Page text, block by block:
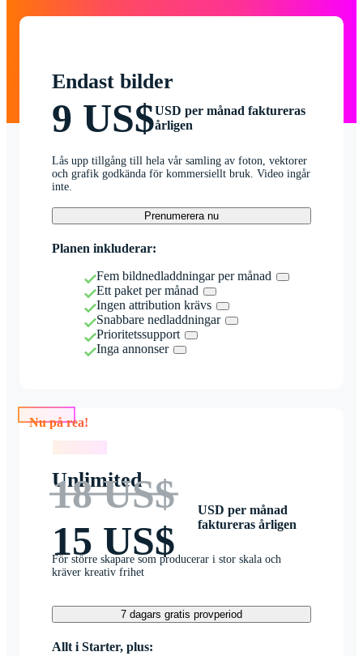
Endast bilder
9 US$USD per månad faktureras
årligen
Lås upp tillgång till hela vår samling av foton, vektorer
och grafik godkända för kommersiellt bruk. Video ingår
inte.
Prenumerera nu
Planen inkluderar:
Fem bildnedladdningar per månad
Ett paket per månad
Ingen attribution krävs
Snabbare nedladdningar
Prioritetssupport
Inga annonser
Nu på rea!
Unlimited
18 US$
15 US$
USD per månad
faktureras årligen
För större skapare som producerar i stor skala och
kräver kreativ frihet
7 dagars gratis provperiod
Allt i Starter, plus: